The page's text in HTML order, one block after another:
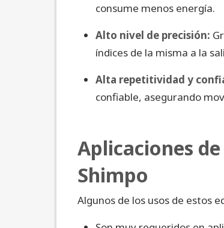
consume menos energía.
Alto nivel de precisión:
índices de la misma a la
Alta repetitividad y
confiable, asegurando
Aplicaciones
Shimpo
Algunos de los usos de estos